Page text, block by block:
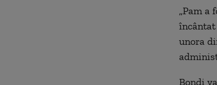
„Pam a
unora
Bondi